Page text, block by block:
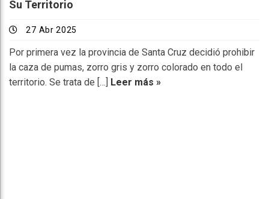
Su Territorio
27 Abr 2025
Por primera vez la provincia de Santa Cruz decidió prohibir
la caza de pumas, zorro gris y zorro colorado en todo el
territorio. Se trata de […] Leer más »